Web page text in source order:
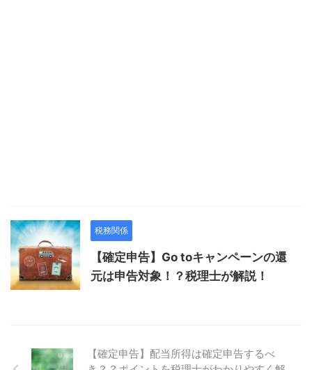
税務関係
【確定申告】Go toキャンペーンの還
元は申告対象！？税理士が解説！
【確定申告】配当所得は確定申告するべ